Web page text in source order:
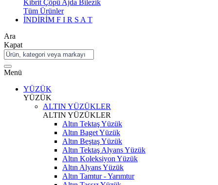
Kibrit Çöpü Ajda Bilezik
Tüm Ürünler
İNDİRİM F I R S A T
Ara
Kapat
Menü
YÜZÜK
YÜZÜK
ALTIN YÜZÜKLER
ALTIN YÜZÜKLER
Altın Tektaş Yüzük
Altın Baget Yüzük
Altın Beştaş Yüzük
Altın Tektaş Alyans Yüzük
Altın Koleksiyon Yüzük
Altın Alyans Yüzük
Altın Tamtur - Yarımtur